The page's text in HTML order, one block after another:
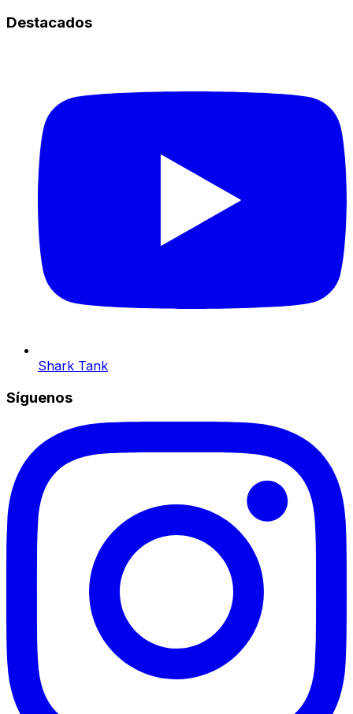
Destacados
Shark Tank
Síguenos